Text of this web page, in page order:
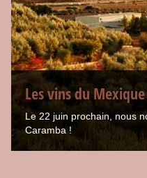
Les vins du Mexique
Le 22 juin prochain, nous
Caramba !